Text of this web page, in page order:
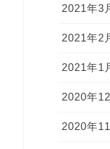
2021年3
2021年2
2021年1
2020年
2020年